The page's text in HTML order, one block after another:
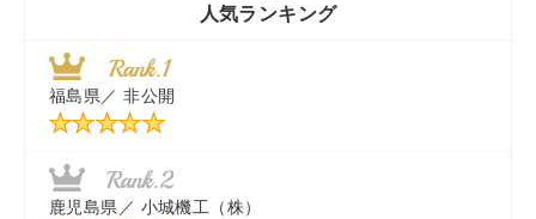
近江商事合同会社：「茨城中古農建機販売」
千葉県／ 株式会社テクノ・タカ
福岡県／株式会社カドワキ機械（旧ナカガワ農機商会）
人気ランキング
福島県／ 非公開
鹿児島県／ 小城機工（株）